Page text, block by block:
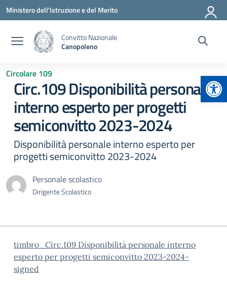
Vai ai contenuti
Vai al menu di navigazione
Vai al footer
Ministero dell'Istruzione e del Merito
Convitto Nazionale
Canopoleno
Circolare 109
Circ.109 Disponibilità personale
interno esperto per progetti
semiconvitto 2023-2024
Disponibilità personale interno esperto per
progetti semiconvitto 2023-2024
Personale scolastico
Dirigente Scolastico
timbro_Circ.109 Disponibilità personale interno
esperto per progetti semiconvitto 2023-2024-
signed